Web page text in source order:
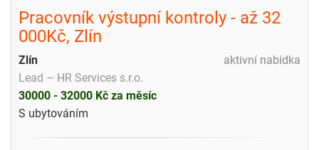
Pracovník výstupní kontroly - až 32
000Kč, Zlín
aktivní nabídka
Zlín
Lead – HR Services s.r.o.
30000 - 32000 Kč za měsíc
S ubytováním